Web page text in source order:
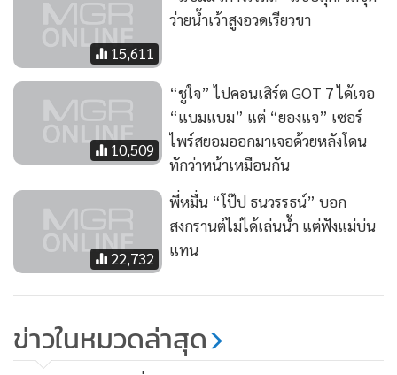
15,611
ว่ายน้ำเว้าสูงอวดเรียวขา
10,509
“ชูใจ” ไปคอนเสิร์ต GOT 7 ได้เจอ
“แบมแบม” แต่ “ยองแจ” เซอร์
ไพร์สยอมออกมาเจอด้วยหลังโดน
ทักว่าหน้าเหมือนกัน
22,732
พี่หมื่น “โป๊ป ธนวรรธน์” บอก
สงกรานต์ไม่ได้เล่นน้ำ แต่ฟังแม่บ่น
แทน
ข่าวในหมวดล่าสุด